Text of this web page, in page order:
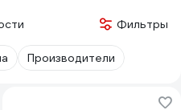
Фильтры
Производители